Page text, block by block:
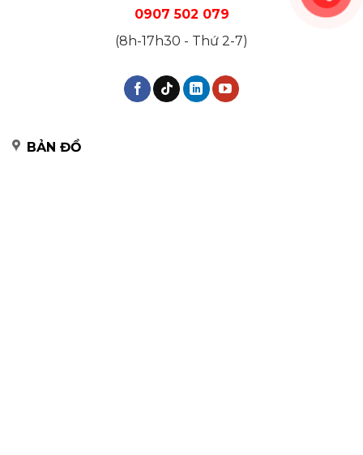
0907 502 079
(8h-17h30 - Thứ 2-7)
BẢN ĐỒ